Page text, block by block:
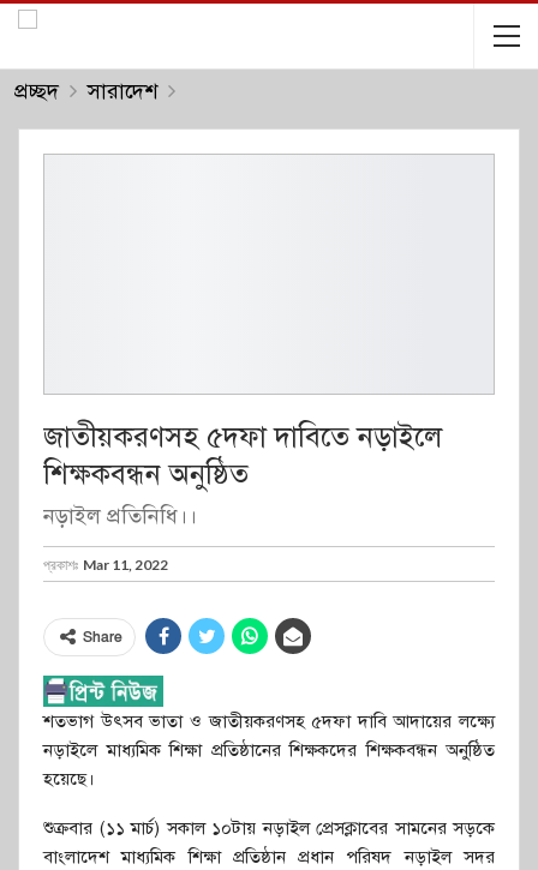
প্রচ্ছদ সারাদেশ
জাতীয়করণসহ ৫দফা দাবিতে নড়াইলে
শিক্ষকবন্ধন অনুষ্ঠিত
নড়াইল প্রতিনিধি।।
প্রকাশঃ Mar 11, 2022
Share
শতভাগ উৎসব ভাতা ও জাতীয়করণসহ ৫দফা দাবি আদায়ের লক্ষ্যে
নড়াইলে মাধ্যমিক শিক্ষা প্রতিষ্ঠানের শিক্ষকদের শিক্ষকবন্ধন অনুষ্ঠিত
হয়েছে।
শুক্রবার (১১ মার্চ) সকাল ১০টায় নড়াইল প্রেসক্লাবের সামনের সড়কে
বাংলাদেশ মাধ্যমিক শিক্ষা প্রতিষ্ঠান প্রধান পরিষদ নড়াইল সদর